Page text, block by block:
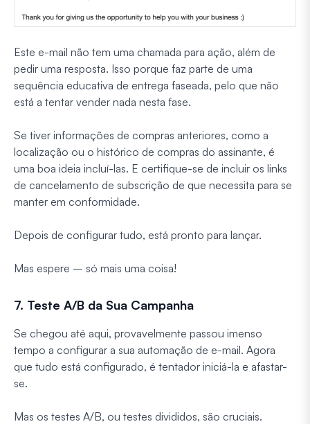
Este e-mail não tem uma chamada para ação, além de
pedir uma resposta. Isso porque faz parte de uma
sequência educativa de entrega faseada, pelo que não
está a tentar vender nada nesta fase.
Se tiver informações de compras anteriores, como a
localização ou o histórico de compras do assinante, é
uma boa ideia incluí-las. E certifique-se de incluir os links
de cancelamento de subscrição de que necessita para se
manter em conformidade.
Depois de configurar tudo, está pronto para lançar.
Mas espere – só mais uma coisa!
7. Teste A/B da Sua Campanha
Se chegou até aqui, provavelmente passou imenso
tempo a configurar a sua automação de e-mail. Agora
que tudo está configurado, é tentador iniciá-la e afastar-
se.
Mas os testes A/B, ou testes divididos, são cruciais.